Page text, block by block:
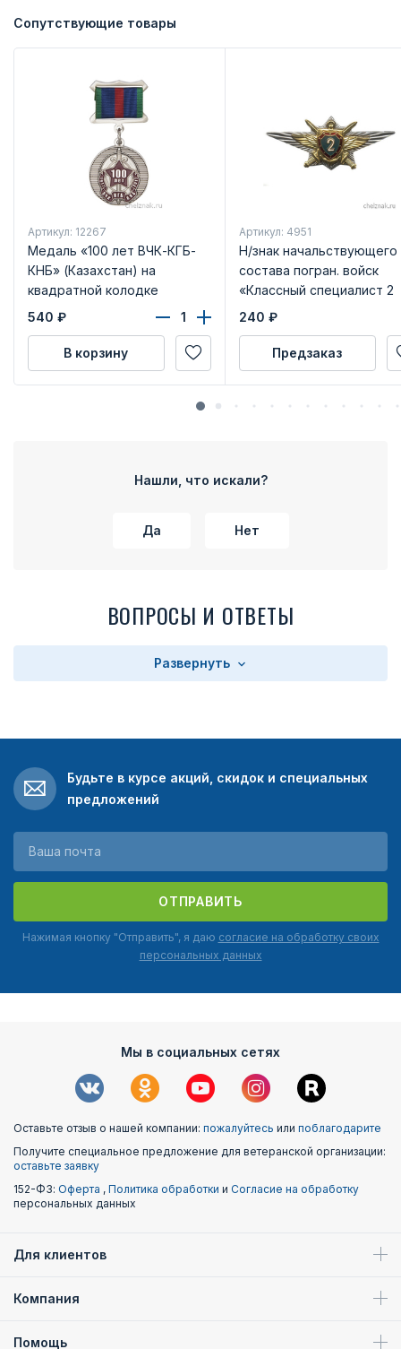
Сопутствующие товары
Артикул: 12267
Медаль «100 лет ВЧК-КГБ-
КНБ» (Казахстан) на
квадратной колодке
540 ₽
В корзину
Артикул: 4951
Н/знак начальствующего
состава погран. войск
«Классный специалист 2
класса»
240 ₽
Предзаказ
Нашли, что искали?
Да Нет
ВОПРОСЫ И ОТВЕТЫ
Развернуть
Будьте в курсе акций, скидок и специальных
предложений
ОТПРАВИТЬ
Нажимая кнопку "Отправить", я даю согласие на обработку своих
персональных данных
Мы в социальных сетях
Оставьте отзыв о нашей компании: пожалуйтесь или поблагодарите
Получите специальное предложение для ветеранской организации:
оставьте заявку
152-ФЗ: Оферта , Политика обработки и Согласие на обработку
персональных данных
Для клиентов
Компания
Помощь